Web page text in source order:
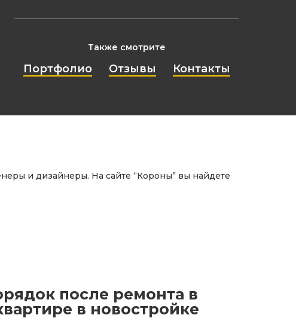
Также смотрите
Портфолио Отзывы Контакты
и дизайнеры. На сайте “Короны” вы найдете
после ремонта в
в новостройке